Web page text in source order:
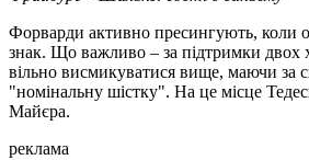
Форварди активно пресингують, коли
знак. Що важливо – за підтримки двох
вільно висмикуватися вище, маючи за
"номінальну шістку". На це місце
Майєра.
реклама